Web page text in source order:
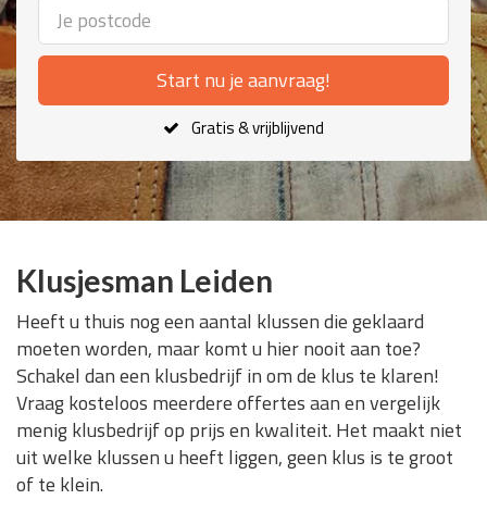
Start nu je aanvraag!
Gratis & vrijblijvend
Klusjesman Leiden
Heeft u thuis nog een aantal klussen die geklaard
moeten worden, maar komt u hier nooit aan toe?
Schakel dan een klusbedrijf in om de klus te klaren!
Vraag kosteloos meerdere offertes aan en vergelijk
menig klusbedrijf op prijs en kwaliteit. Het maakt niet
uit welke klussen u heeft liggen, geen klus is te groot
of te klein.